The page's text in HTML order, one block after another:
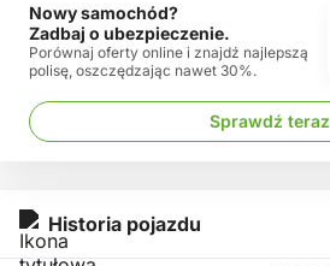
Historia pojazdu
Nowy samochód?
Zadbaj o ubezpieczenie.
Porównaj oferty online i znajdź najlepszą
polisę, oszczędzając nawet 30%.
Sprawdź teraz